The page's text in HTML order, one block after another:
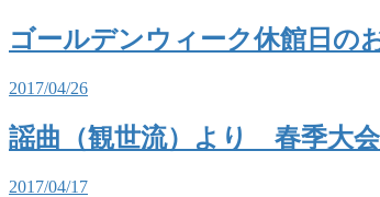
ゴールデンウィーク休館日の
2017/04/26
謡曲（観世流）より 春季大
2017/04/17